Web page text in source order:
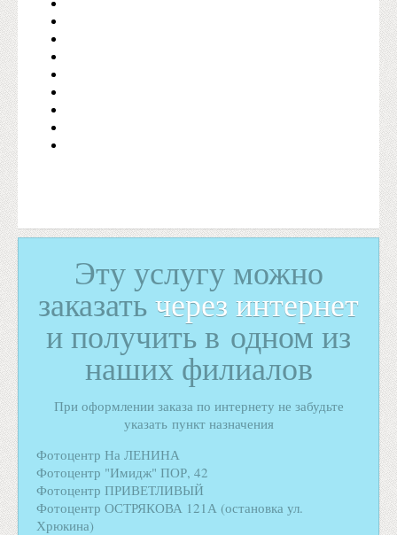
Эту услугу можно
заказатьчерез интернет
и получить в одном из
наших филиалов
При оформлении заказа по интернету не забудьте
указать пункт назначения
Фотоцентр На ЛЕНИНА
Фотоцентр "Имидж" ПОР, 42
Фотоцентр ПРИВЕТЛИВЫЙ
Фотоцентр ОСТРЯКОВА 121А (остановка ул.
Хрюкина)